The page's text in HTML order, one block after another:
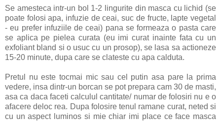
Se amesteca intr-un bol 1-2 lingurite din masca cu lichid (se
poate folosi apa, infuzie de ceai, suc de fructe, lapte vegetal
- eu prefer infuziile de ceai) pana se formeaza o pasta care
se aplica pe pielea curata (eu imi curat inainte fata cu un
exfoliant bland si o usuc cu un prosop), se lasa sa actioneze
15-20 minute, dupa care se clateste cu apa calduta.
Pretul nu este tocmai mic sau cel putin asa pare la prima
vedere, insa dintr-un borcan se pot prepara cam 30 de masti,
asa ca daca faceti calculul cantitate/ numar de folosiri nu e o
afacere deloc rea. Dupa folosire tenul ramane curat, neted si
cu un aspect luminos si mie chiar imi place ce face masca